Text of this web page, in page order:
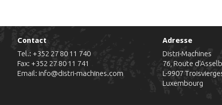
Contact
Tel.: +352 27 80 11 740
Fax: +352 27 80 11 741
Email: info@distri-machines.com
Adresse
Distri-Machines
76, Route
L-9907
Luxembourg